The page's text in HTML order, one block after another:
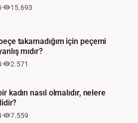
15.693
takamadığım için peçemi
mıdır?
2.571
kadın nasıl olmalıdır, nelere
7.559